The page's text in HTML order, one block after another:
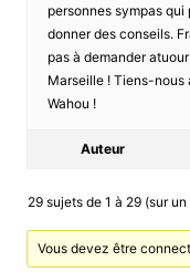
personnes sympas
donner des conseils.
pas à demander
Marseille ! Tiens-nous
Wahou !
Auteur
29 sujets de 1 à 29 (sur
Vous devez être